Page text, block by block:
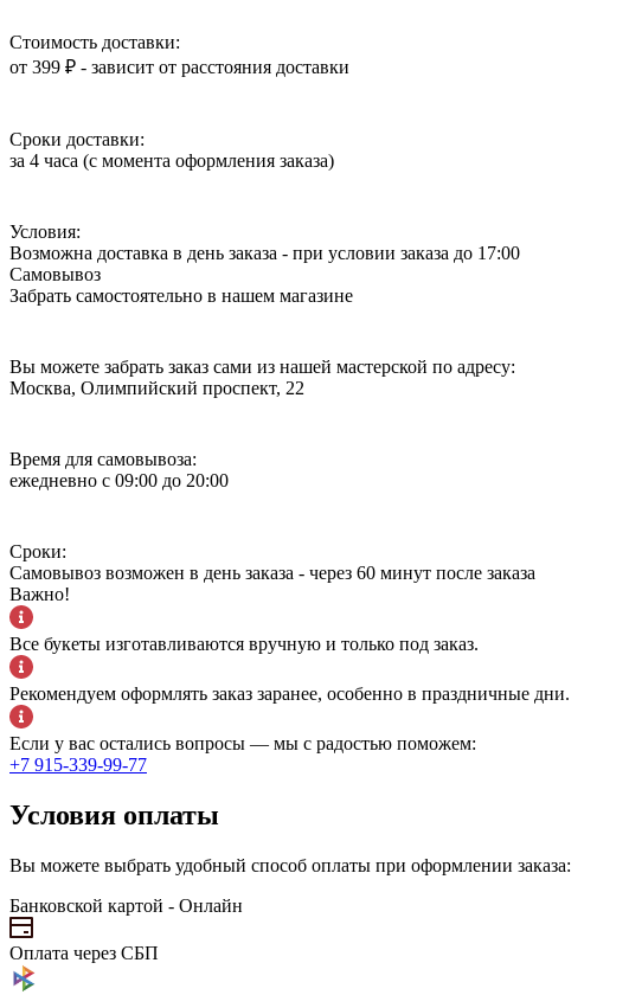
Стоимость доставки:
от 399 ₽ - зависит от расстояния доставки
Сроки доставки:
за 4 часа (с момента оформления заказа)
Условия:
Возможна доставка в день заказа - при условии заказа до 17:00
Самовывоз
Забрать самостоятельно в нашем магазине
Вы можете забрать заказ сами из нашей мастерской по адресу:
Москва, Олимпийский проспект, 22
Время для самовывоза:
ежедневно с 09:00 до 20:00
Сроки:
Самовывоз возможен в день заказа - через 60 минут после заказа
Важно!
Все букеты изготавливаются вручную и только под заказ.
Рекомендуем оформлять заказ заранее, особенно в праздничные дни.
Если у вас остались вопросы — мы с радостью поможем:
+7 915-339-99-77
Условия оплаты
Вы можете выбрать удобный способ оплаты при оформлении заказа:
Банковской картой - Онлайн
Оплата через СБП